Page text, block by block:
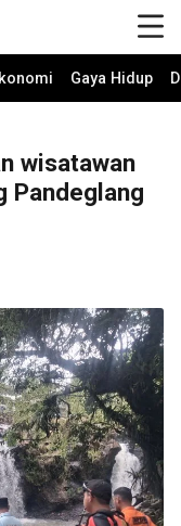
Gaya Hidup
wisatawan
Pandeglang